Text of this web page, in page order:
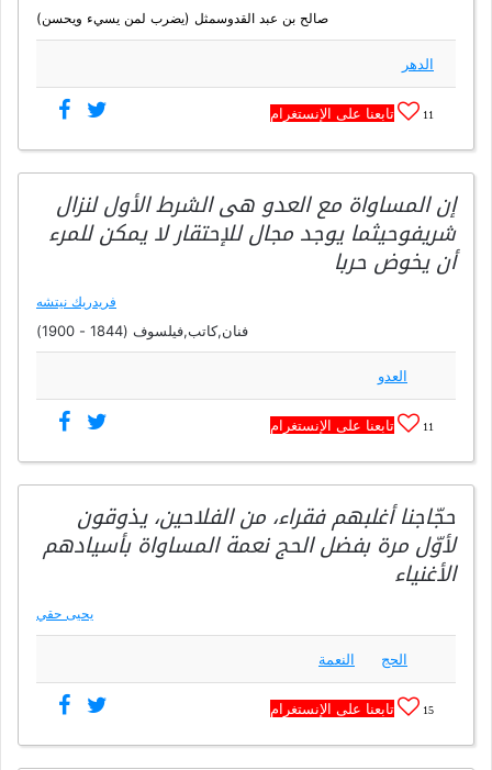
صالح بن عبد القدوسمثل (يضرب لمن يسيء ويحسن)
الدهر
11 تابعنا على الإنستغرام
إن المساواة مع العدو هى الشرط الأول لنزال
شريفوحيثما يوجد مجال للإحتقار لا يمكن للمرء
أن يخوض حربا
فريدريك نيتشه
فنان,كاتب,فيلسوف (1844 - 1900)
العدو
11 تابعنا على الإنستغرام
حجّاجنا أغلبهم فقراء، من الفلاحين، يذوقون
لأوّل مرة بفضل الحج نعمة المساواة بأسيادهم
الأغنياء
يحيى حقي
الحج النعمة
15 تابعنا على الإنستغرام